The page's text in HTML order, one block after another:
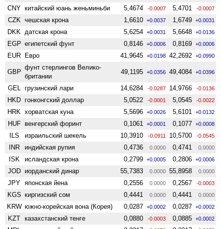
CNY китайский юань женьминьби 5,4674 -0.0007 5,4701 -0.0007
CZK чешская крона 1,6610 +0.0037 1,6749 +0.0031
DKK датская крона 5,6254 +0.0031 5,6648 +0.0136
EGP египетский фунт 0,8146 +0.0006 0,8169 +0.0006
EUR Евро 41,9645 +0.0198 42,2692 +0.0990
GBP
фунт стерлингов Велико­
британии
49,1195 +0.0356 49,4084 +0.0396
GEL грузинский лари 14,6284 -0.0287 14,9766 -0.0136
HKD гонконгский доллар 5,0522 -0.0001 5,0545 -0.0022
HRK хорватская куна 5,5696 +0.0026 5,6101 +0.0132
HUF венгерский форинт 0,1061 +0.0001 0,1077 +0.0008
ILS израильский шекель 10,3910 -0.0911 10,5700 -0.0545
INR индийская рупия 0,4736 0.0000 0,4741 0.0000
ISK исландская крона 0,2799 +0.0005 0,2806 +0.0006
JOD иорданский динар 55,7383 0.0000 55,8958 0.0000
JPY японская йена 0,2556 0.0000 0,2567 -0.0003
KGS киргизский сом 0,4441 0.0000 0,4441 0.0000
KRW южно-корейская вона (Корея) 0,0287 +0.0002 0,0287 +0.0002
KZT казахстанский тенге 0,0880 -0.0003 0,0885 +0.0002